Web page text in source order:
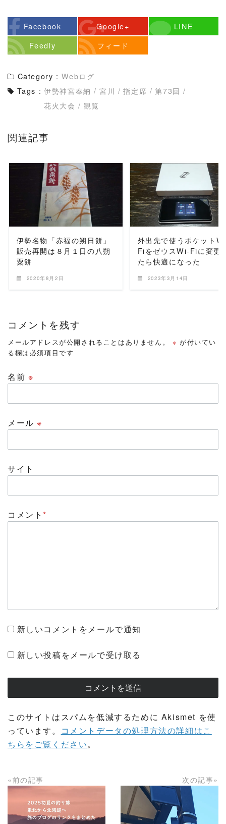
Facebook Google+
LINE
Feedly
フィード
Category : Webログ
Tags : 伊勢神宮奉納 / 宮川 / 指定席 / 第73回 /
花火大会 / 観覧
関連記事
READ MORE
伊勢名物「赤福の朔日餅」
販売再開は８月１日の八朔
粟餅
2020年8月2日
READ MORE
外出先で使うポケット
FiをゼウスWi-Fiに変更
たら快適になった
2023年3月14日
コメントを残す
メールアドレスが公開されることはありません。 ※ が付いてい
る欄は必須項目です
名前 ※
メール※
サイト
コメント*
新しいコメントをメールで通知
新しい投稿をメールで受け取る
このサイトはスパムを低減するために Akismet を使
っています。
コメントデータの処理方法の詳細はこ
ちらをご覧ください。
«前の記事
READ MORE
次の記事»
READ MORE